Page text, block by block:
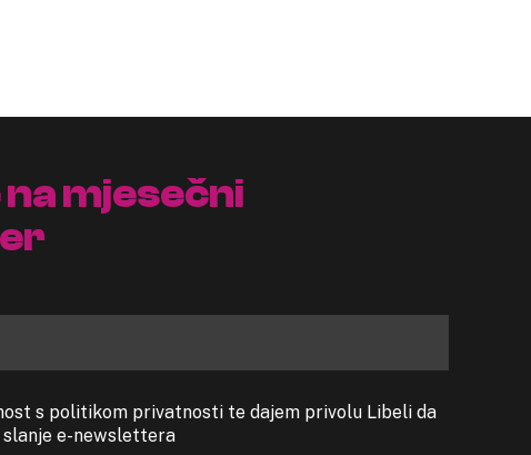
mjesečni
s politikom privatnosti te dajem privolu Libeli da
e-newslettera